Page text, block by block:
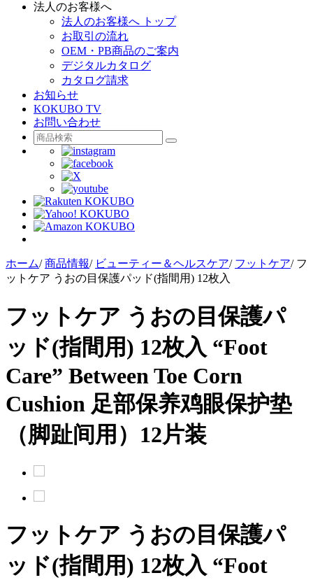
法人のお客様へ
法人のお客様へ トップ
お取引の流れ
OEM・PB商品のご案内
デジタルカタログ
カタログ請求
お知らせ
KOKUBO TV
お問い合わせ
ホーム/ 商品情報/ ビューティー＆ヘルスケア/ フットケア/ フ
ットケア うおの目保護パッド(指間用) 12枚入
フットケア うおの目保護パ
ッド(指間用) 12枚入 “Foot
Care” Between Toe Corn
Cushion 足部保养鸡眼保护垫
（脚趾间用）12片装
フットケア うおの目保護パ
ッド(指間用) 12枚入 “Foot